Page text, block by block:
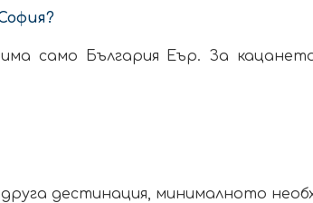
само България Еър. За
друга дестинация, минималното